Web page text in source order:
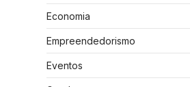
Economia
Empreendedorismo
Eventos